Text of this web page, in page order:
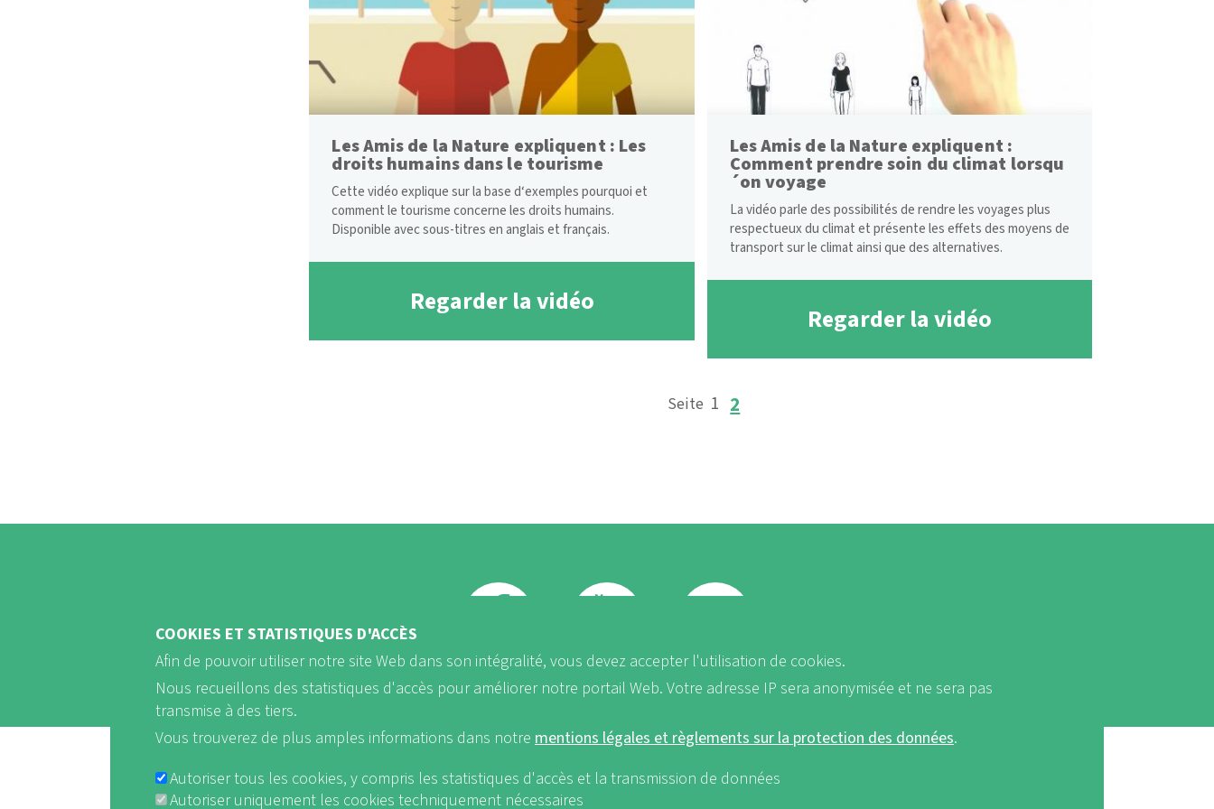
Les Amis de la Nature expliquent : Les
droits humains dans le tourisme
Cette vidéo explique sur la base d‘exemples pourquoi et
comment le tourisme concerne les droits humains.
Disponible avec sous-titres en anglais et français.
Regarder la vidéo
Les Amis de la Nature expliquent :
Comment prendre soin du climat lorsqu
´on voyage
La vidéo parle des possibilités de rendre les voyages plus
respectueux du climat et présente les effets des moyens de
transport sur le climat ainsi que des alternatives.
Regarder la vidéo
Page
1 Page
2
FB Youtube Instagram
COOKIES ET STATISTIQUES D'ACCÈS
Afin de pouvoir utiliser notre site Web dans son intégralité, vous devez accepter l'utilisation de cookies.
Nous recueillons des statistiques d'accès pour améliorer notre portail Web. Votre adresse IP sera anonymisée et ne sera pas
transmise à des tiers.
Vous trouverez de plus amples informations dans notre mentions légales et règlements sur la protection des données.
Autoriser tous les cookies, y compris les statistiques d'accès et la transmission de données
Autoriser uniquement les cookies techniquement nécessaires